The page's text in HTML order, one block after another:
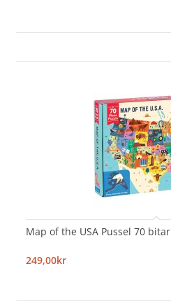
Map of the USA Pussel 70 bitar
249,00kr